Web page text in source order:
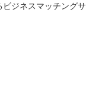
ジネスマッチングサ